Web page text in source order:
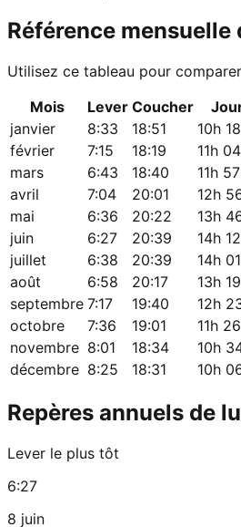
Référence
Utilisez ce tableau pour
Mois
Lever Coucher
janvier
8:33 18:51
10h
février
7:15 18:19
11h
mars
6:43 18:40
11h
avril
7:04 20:01
12h
mai
6:36 20:22
13h
juin
6:27 20:39
14h
juillet
6:38 20:39
14h
août
6:58 20:17
13h
septembre 7:17 19:40
12h
octobre
7:36 19:01
11h
novembre 8:01 18:34
10h
décembre 8:25 18:31 10h
Repères annuels de
Lever le plus tôt
6:27
8 juin